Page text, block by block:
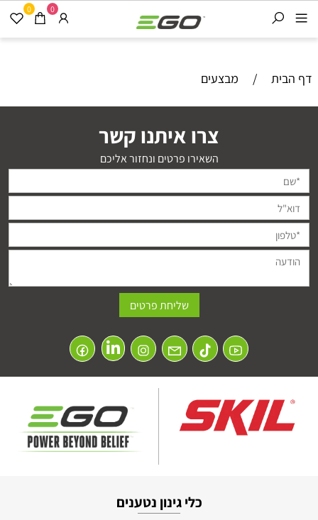
0 0
דף הבית / מבצעים
צרו איתנו קשר
השאירו פרטים ונחזור אליכם
כלי גינון נטענים